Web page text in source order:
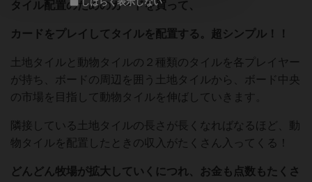
タイル配置のためのカードを買って、
カードをプレイしてタイルを配置する。超シンプル！！
土地タイルと動物タイルの２種類のタイルを各プレイヤー
が持ち、ボードの周辺を囲う土地タイルから、ボード中央
の市場を目指して動物タイルを伸ばしていきます。
隣接している土地タイルの長さが長くなればなるほど、動
物タイルを配置したときの収入がたくさん入ってくる！
どんどん牧場が拡大していくにつれ、お金も点数もたくさ